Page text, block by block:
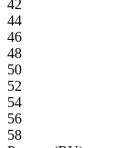
42
44
46
48
50
52
54
56
58